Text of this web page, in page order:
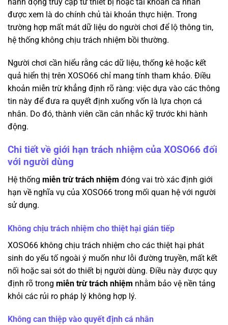
được xem là do chính chủ tài khoản thực hiện. Trong
trường hợp mất mát dữ liệu do người chơi để lộ thông tin,
hệ thống không chịu trách nhiệm bồi thường.
Người chơi cần hiểu rằng các dữ liệu, thống kê hoặc kết
quả hiển thị trên XOSO66 chỉ mang tính tham khảo. Điều
khoản miễn trừ khẳng định rõ ràng: việc dựa vào các thông
tin này để đưa ra quyết định xuống vốn là lựa chọn cá
nhân. Do đó, thành viên cần cân nhắc kỹ trước khi hành
động.
Chi tiết về giới hạn trách nhiệm của XOSO66 đối
với người dùng
Hệ thống miễn trừ trách nhiệm đóng vai trò xác định giới
hạn về nghĩa vụ của XOSO66 trong mối quan hệ với người
sử dụng.
Không chịu trách nhiệm cho thiệt hại gián tiếp
XOSO66 không chịu trách nhiệm cho các thiệt hại phát
sinh do yếu tố ngoài ý muốn như lỗi đường truyền, mất kết
nối hoặc sai sót do thiết bị người dùng. Điều này được quy
định rõ trong miễn trừ trách nhiệm nhằm bảo vệ nền tảng
khỏi các rủi ro pháp lý không hợp lý.
Không can thiệp vào quyết định cá nhân